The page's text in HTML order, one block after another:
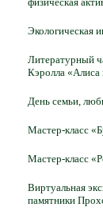
Экологическая
Литературный
Кэролла «Алиса
День семьи,
Мастер-класс
Мастер-класс
Виртуальная
памятники